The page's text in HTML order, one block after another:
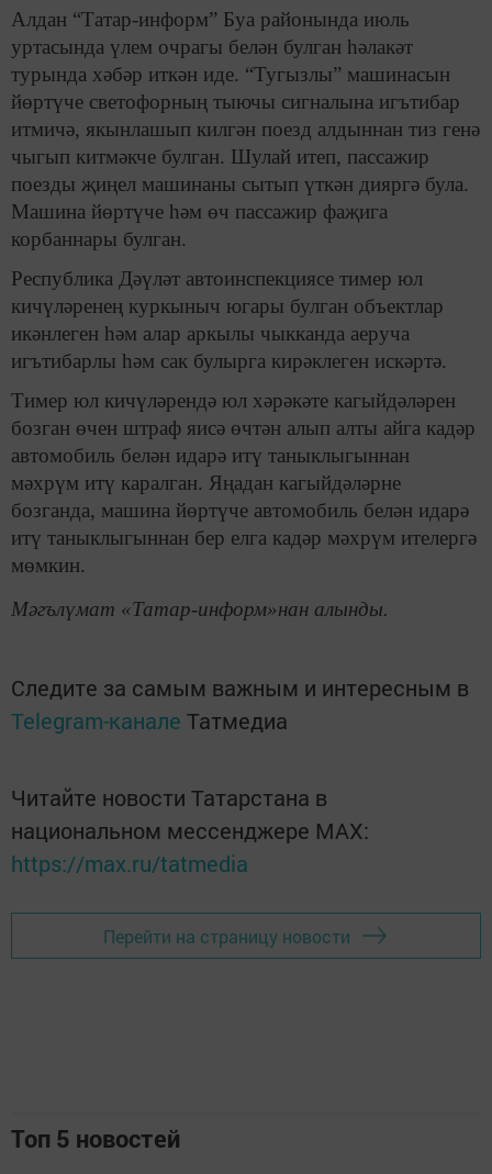
Алдан “Татар-информ” Буа районында июль
уртасында үлем очрагы белән булган һәлакәт
турында хәбәр иткән иде. “Тугызлы” машинасын
йөртүче светофорның тыючы сигналына игътибар
итмичә, якынлашып килгән поезд алдыннан тиз генә
чыгып китмәкче булган. Шулай итеп, пассажир
поезды җиңел машинаны сытып үткән дияргә була.
Машина йөртүче һәм өч пассажир фаҗига
корбаннары булган.
Республика Дәүләт автоинспекциясе тимер юл
кичүләренең куркыныч югары булган объектлар
икәнлеген һәм алар аркылы чыкканда аеруча
игътибарлы һәм сак булырга кирәклеген искәртә.
Тимер юл кичүләрендә юл хәрәкәте кагыйдәләрен
бозган өчен штраф яисә өчтән алып алты айга кадәр
автомобиль белән идарә итү таныклыгыннан
мәхрүм итү каралган. Яңадан кагыйдәләрне
бозганда, машина йөртүче автомобиль белән идарә
итү таныклыгыннан бер елга кадәр мәхрүм ителергә
мөмкин.
Мәгълүмат «Татар-информ»нан алынды.
Следите за самым важным и интересным в
Telegram-канале Татмедиа
Читайте новости Татарстана в
национальном мессенджере MАХ:
https://max.ru/tatmedia
Перейти на страницу новости
Топ 5 новостей